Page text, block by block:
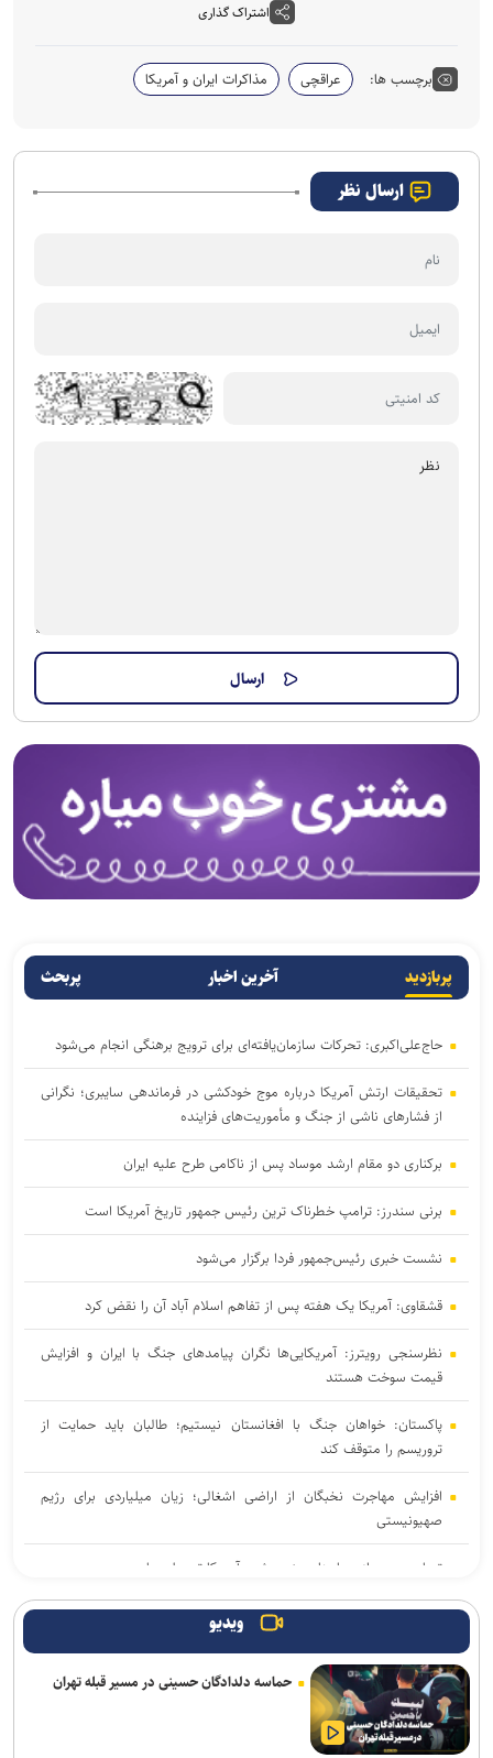
اشتراک گذاری
برچسب ها: عراقچی مذاکرات ایران و آمریکا
ارسال نظر
پربازدید آخرین اخبار پربحث
حاج‌علی‌اکبری: تحرکات سازمان‌یافته‌ای برای ترویج برهنگی انجام می‌شود
تحقیقات ارتش آمریکا درباره موج خودکشی در فرماندهی سایبری؛ نگرانی
از فشار‌های ناشی از جنگ و مأموریت‌های فزاینده
برکناری دو مقام ارشد موساد پس از ناکامی طرح علیه ایران
برنی سندرز: ترامپ خطرناک‌ ترین رئیس‌ جمهور تاریخ آمریکا است
نشست خبری رئیس‌جمهور فردا برگزار می‌شود
قشقاوی: آمریکا یک هفته پس از تفاهم اسلام آباد آن را نقض کرد
نظرسنجی رویترز: آمریکایی‌ها نگران پیامد‌های جنگ با ایران و افزایش
قیمت سوخت هستند
پاکستان: خواهان جنگ با افغانستان نیستیم؛ طالبان باید حمایت از
تروریسم را متوقف کند
افزایش مهاجرت نخبگان از اراضی اشغالی؛ زیان میلیاردی برای رژیم
صهیونیستی
تصاویر جدید از پهپاد‌های منهدم‌شده آمریکا توسط سپاه
گفت‌وگوی تلفنی بن‌سلمان و مکرون درباره امنیت منطقه و آبراه‌های
واشنگتن‌پست: ترامپ در محافل خصوصی از جی‌دی ونس برای انتخابات
۲۰۲۸ حمایت می‌کند
ویدیو
حماسه دلدادگان حسینی در مسیر قبله تهران